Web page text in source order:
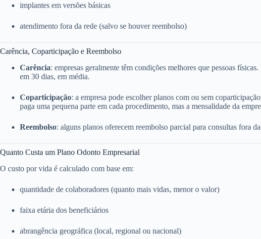
implantes em versões básicas
atendimento fora da rede (salvo se houver reembolso)
Carência, Coparticipação e Reembolso
Carência: empresas geralmente têm condições melhores que pessoas
em 30 dias, em média.
Coparticipação: a empresa pode escolher planos com ou sem
paga uma pequena parte em cada procedimento, mas a mensalidade da
Reembolso: alguns planos oferecem reembolso parcial para consultas fora
Quanto Custa um Plano Odonto Empresarial
O custo por vida é calculado com base em:
quantidade de colaboradores (quanto mais vidas, menor o valor)
faixa etária dos beneficiários
abrangência geográfica (local, regional ou nacional)